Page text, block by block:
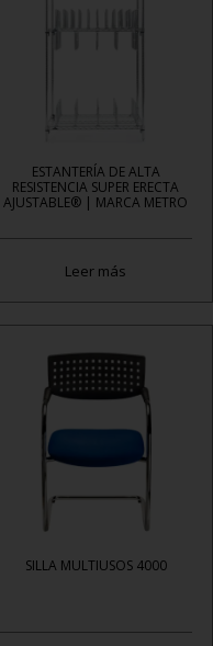
ESTANTERÍA DE ALTA
RESISTENCIA SUPER ERECTA
AJUSTABLE® | MARCA METRO
Leer más
SILLA MULTIUSOS 4000